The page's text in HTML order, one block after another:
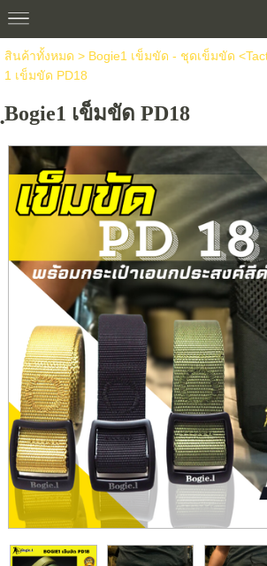
สินค้าทั้งหมด > Bogie1 เข็มขัด - ชุดเข็มขัด
1 เข็มขัด PD18
ฺBogie1 เข็มขัด PD18